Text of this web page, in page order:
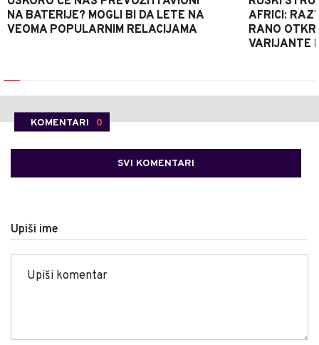
NA BATERIJE? MOGLI BI DA LETE NA
VEOMA POPULARNIM RELACIJAMA
AFRICI:
RANO
VARIJANTE
KOMENTARI 0
SVI KOMENTARI
Upiši ime